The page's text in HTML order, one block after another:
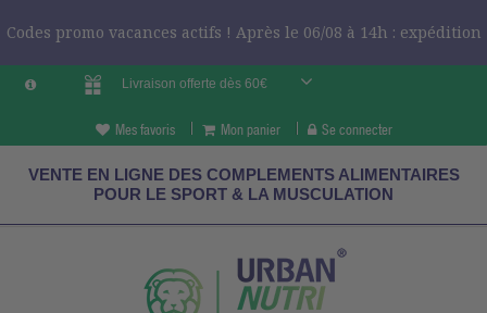
Codes promo vacances actifs ! Après le 06/08 à 14h : expédition
Livraison offerte dès 60€
Mes favoris Mon panier Se connecter
VENTE EN LIGNE DES COMPLEMENTS ALIMENTAIRES
POUR LE SPORT & LA MUSCULATION